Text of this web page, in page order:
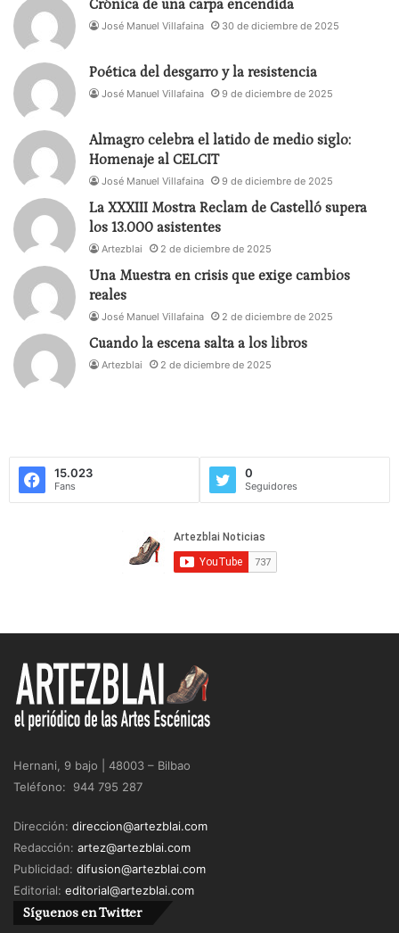
Viernes, 5 de abril
‘Terra ‘ de Cía. Gabriel Matías
Flamenco • Duración: 60’
Sábado, 6 de abril
Danza española • Duración: 20’
Bajo el árbol’
Danza contemporánea • Duración: 20’
Más información al reverso’,
escénica entre Richard Mascherin y Miss Beige
Danza contemporánea · Duración: 20´
Crónica de una carpa encendida
José Manuel Villafaina 30 de diciembre de 2025
Poética del desgarro y la resistencia
José Manuel Villafaina 9 de diciembre de 2025
Almagro celebra el latido de medio siglo:
Homenaje al CELCIT
José Manuel Villafaina 9 de diciembre de 2025
La XXXIII Mostra Reclam de Castelló supera
los 13.000 asistentes
Artezblai 2 de diciembre de 2025
Una Muestra en crisis que exige cambios
reales
José Manuel Villafaina 2 de diciembre de 2025
Cuando la escena salta a los libros
Artezblai 2 de diciembre de 2025
15.023
Fans
0
Seguidores
Hernani, 9 bajo | 48003 – Bilbao
Teléfono: 944 795 287
Dirección: direccion@artezblai.com
Redacción: artez@artezblai.com
Publicidad: difusion@artezblai.com
Editorial: editorial@artezblai.com
Síguenos en Twitter